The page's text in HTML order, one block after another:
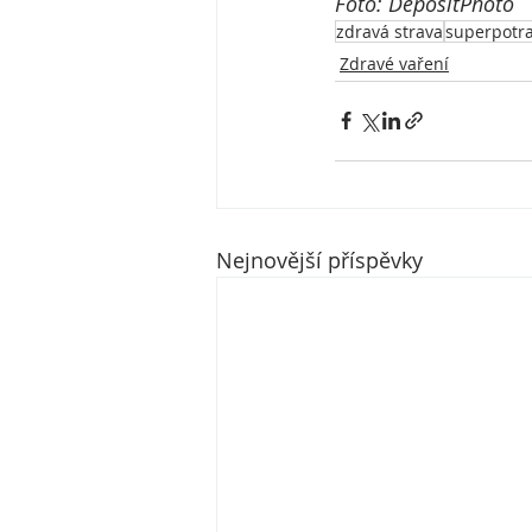
zdravá strava
Zdravé vaření
Nejnovější příspěvky